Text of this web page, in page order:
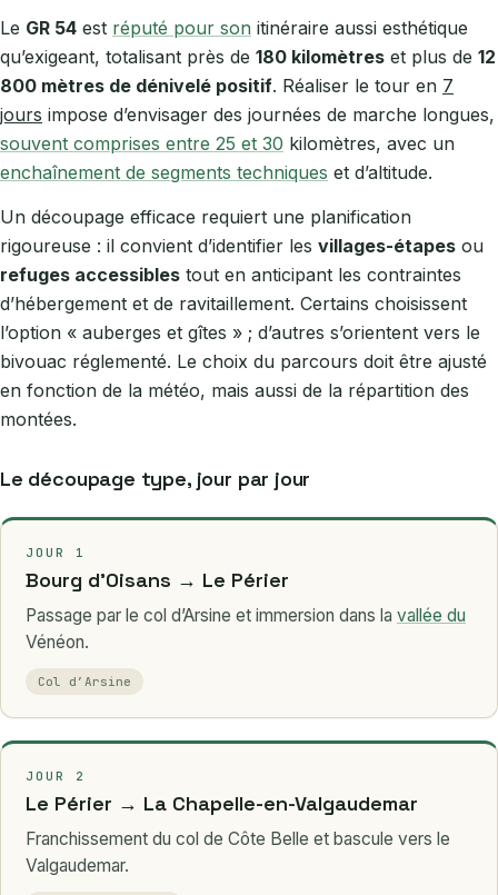
Le GR 54 est réputé pour son itinéraire aussi esthétique
qu’exigeant, totalisant près de 180 kilomètres et plus de 12
800 mètres de dénivelé positif. Réaliser le tour en 7
jours impose d’envisager des journées de marche longues,
souvent comprises entre 25 et 30 kilomètres, avec un
enchaînement de segments techniques et d’altitude.
Un découpage efficace requiert une planification
rigoureuse : il convient d’identifier les villages-étapes ou
refuges accessibles tout en anticipant les contraintes
d’hébergement et de ravitaillement. Certains choisissent
l’option « auberges et gîtes » ; d’autres s’orientent vers le
bivouac réglementé. Le choix du parcours doit être ajusté
en fonction de la météo, mais aussi de la répartition des
montées.
Le découpage type, jour par jour
JOUR 1
Bourg d’Oisans → Le Périer
Passage par le col d’Arsine et immersion dans la vallée du
Vénéon.
Col d’Arsine
JOUR 2
Le Périer → La Chapelle-en-Valgaudemar
Franchissement du col de Côte Belle et bascule vers le
Valgaudemar.